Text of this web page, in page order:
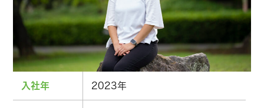
入社年 2023年